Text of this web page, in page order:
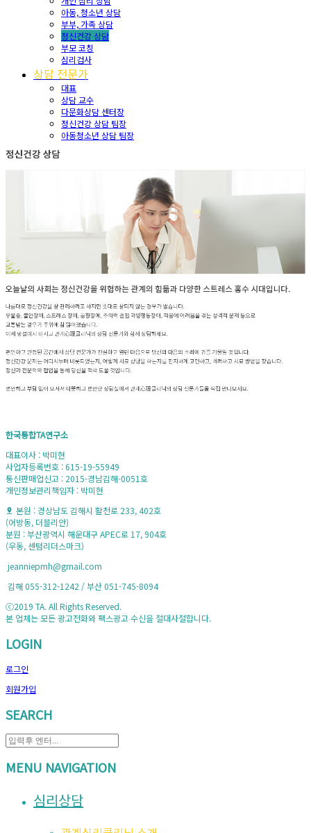
아동, 청소년 상담
부부, 가족 상담
정신건강 상담
부모 코칭
심리검사
상담 전문가
대표
상담 교수
다문화상담 센터장
정신건강 상담 팀장
아동청소년 상담 팀장
한국통합TA연구소
대표이사 : 박미현
사업자등록번호 : 615-19-55949
통신판매업신고 : 2015-경남김해-0051호
개인정보관리책임자 : 박미현
본원 : 경상남도 김해시 활천로 233, 402호
(어방동, 더블리안)
분원 : 부산광역시 해운대구 APEC로 17, 904호
(우동, 센텀리더스마크)
jeanniepmh@gmail.com
김해 055-312-1242 / 부산 051-745-8094
ⓒ2019 TA. All Rights Reserved.
본 업체는 모든 광고전화와 팩스광고 수신을 절대사절합니다.
LOGIN
로그인
회원가입
SEARCH
MENU NAVIGATION
심리상담